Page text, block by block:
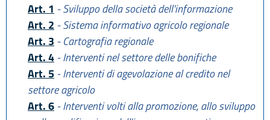
Art. 1 - Sviluppo della società dell'informazione
Art. 2 - Sistema informativo agricolo regionale
Art. 3 - Cartografia regionale
Art. 4 - Interventi nel settore delle bonifiche
Art. 5 - Interventi di agevolazione al credito nel
settore agricolo
Art. 6 - Interventi volti alla promozione, allo sviluppo